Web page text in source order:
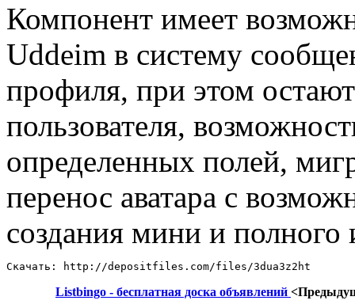
Компонент имеет
Uddeim в систему
профиля, при этом
пользователя,
определенных полей,
перенос аватара с
создания мини и полного
Скачать: http://depositfiles.com/files/3dua3z2ht
Listbingo - бесплатная доска объявлений